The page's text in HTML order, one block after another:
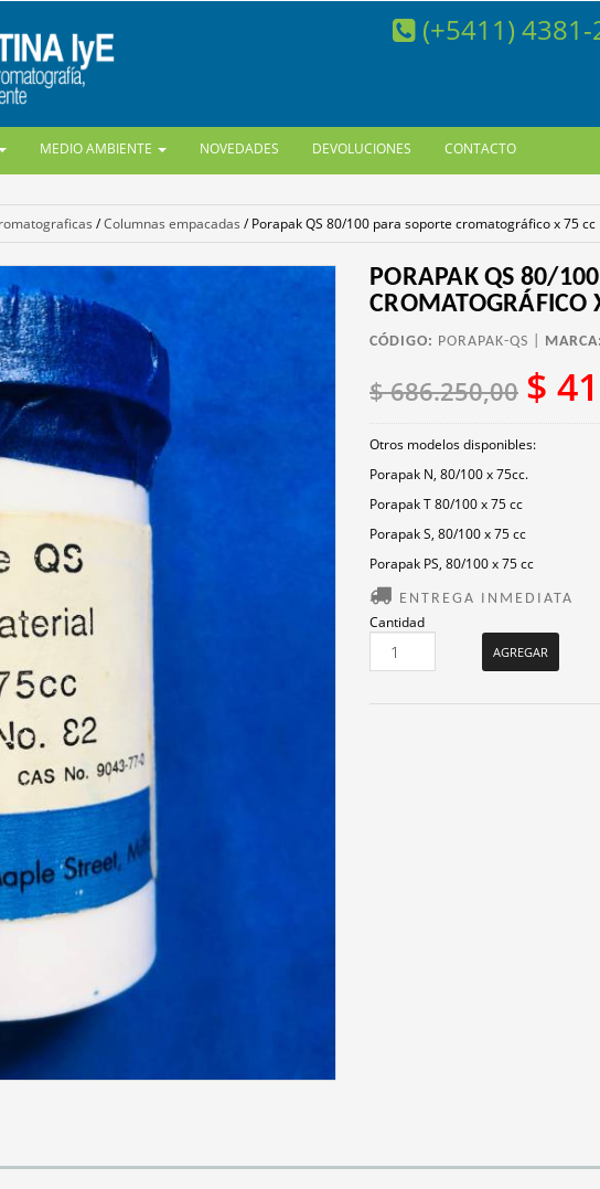
MEDIO AMBIENTE NOVEDADES DEVOLUCIONES CONTACTO
(+5411)
/Columnas empacadas / Porapak QS 80/100 para soporte cromatográfico x 75 cc
PORAPAK QS 80/
CROMATOGRÁFICO
CÓDIGO: PORAPAK-QS | MARCA:
$ 686.250,00 $
Otros modelos disponibles:
Porapak N, 80/100 x 75cc.
Porapak T 80/100 x 75 cc
Porapak S, 80/100 x 75 cc
Porapak PS, 80/100 x 75 cc
ENTREGA INMEDIATA
Cantidad